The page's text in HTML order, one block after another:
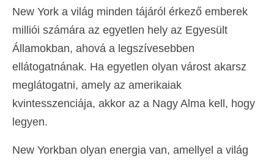
New York a világ minden tájáról érkező emberek
milliói számára az egyetlen hely az Egyesült
Államokban, ahová a legszívesebben
ellátogatnának. Ha egyetlen olyan várost akarsz
meglátogatni, amely az amerikaiak
kvintesszenciája, akkor az a Nagy Alma kell, hogy
legyen.
New Yorkban olyan energia van, amellyel a világ